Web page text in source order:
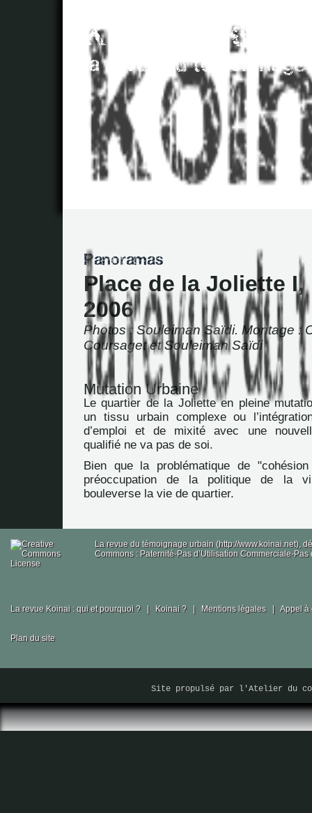
Place de la Joliette I,
2006
Photos : Souleiman Saïdi. Montage :
Coursaget et Souleiman Saïdi
Mutation Urbaine
Le quartier de la Joliette en pleine
un tissu urbain complexe ou
d’emploi et de mixité avec une
qualifié ne va pas de soi.
Bien que la problématique de
préoccupation de la politique de la
bouleverse la vie de quartier.
La revue du témoignage urbain (http://www.koinai.net),
Commons : Paternité-Pas d’Utilisation Commerciale-
La revue Koinai : qui et pourquoi ? | Koinai ? | Mentions légales | Appel à
Plan du site
Site propulsé par l'Atelier du